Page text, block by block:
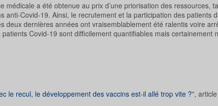
médicale a été obtenue au prix d’une priorisation des ressources,
anti-Covid-19. Ainsi, le recrutement et la participation des patients
deux dernières années ont vraisemblablement été ralentis voire
Covid-19 sont difficilement quantifiables mais certainement
le recul, le développement des vaccins est-il allé trop vite ?",